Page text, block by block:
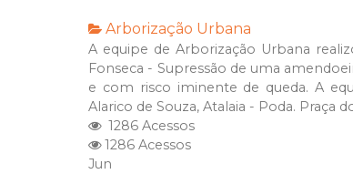
Arborização Urbana
A equipe de Arborização Urbana
Fonseca - Supressão de uma
e com risco iminente de queda. A
Alarico de Souza, Atalaia - Poda. Praça
1286 Acessos
1286 Acessos
Jun